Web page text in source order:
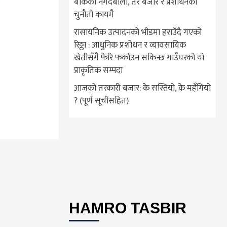
चुनौती कायमै
रासायनिक उत्पादनको भीडमा हराउँदै गएको
रिठ्ठा : आधुनिक प्रशोधन र व्यावसायिक
खेतीसँगै फेरि फर्काउन सकिन्छ गाउँघरको यो
प्राकृतिक सम्पदा
आजको तरकारी बजार: के सस्तियो, के महँगियो
? (पूर्ण सूचीसहित)
HAMRO TASBIR